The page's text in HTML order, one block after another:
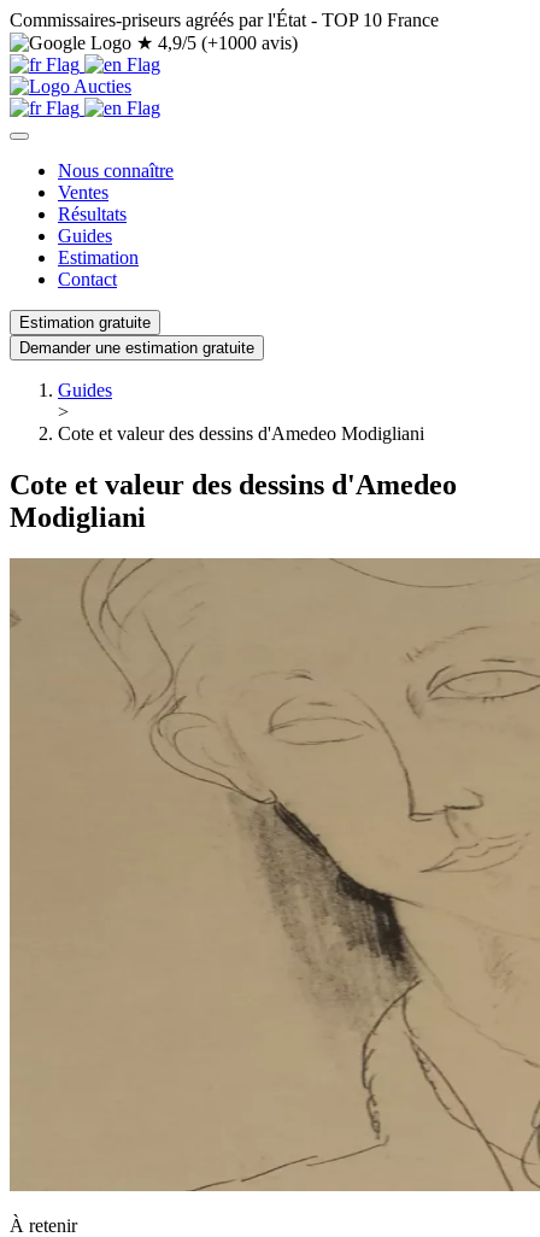
Commissaires-priseurs agréés par l'État - TOP 10 France
★ 4,9/5 (+1000 avis)
Nous connaître
Ventes
Résultats
Guides
Estimation
Contact
Estimation gratuite
Demander une estimation gratuite
Guides
>
Cote et valeur des dessins d'Amedeo Modigliani
Cote et valeur des dessins d'Amedeo
Modigliani
À retenir